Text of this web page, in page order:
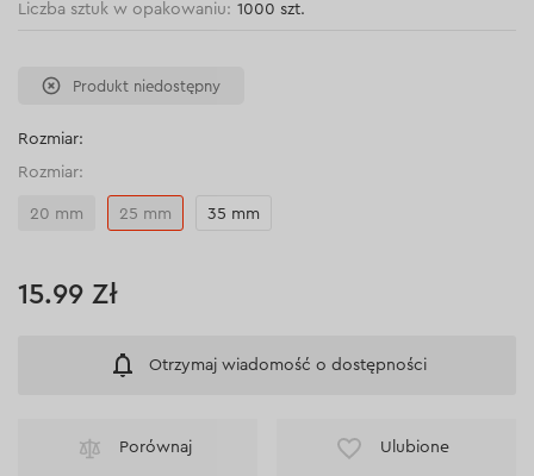
Liczba sztuk w opakowaniu: 1000 szt.
Produkt niedostępny
Rozmiar:
Rozmiar:
20 mm 25 mm 35 mm
15.99 Zł
Otrzymaj wiadomość o dostępności
Porównaj Ulubione